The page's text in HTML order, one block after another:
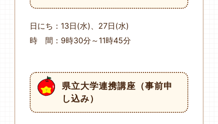
日にち：13日(水)、27日(水)
時 間：9時30分～11時45分
県立大学連携講座（事前申
し込み）